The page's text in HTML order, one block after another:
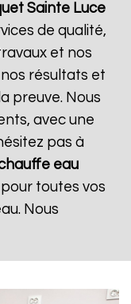
Sainte Luce
de qualité,
et nos
résultats et
preuve. Nous
avec une
pas à
eau
toutes vos
Nous